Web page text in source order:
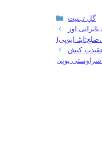
Categories
گلِ تہنیت
اور
کیش
شراوستی یوپی